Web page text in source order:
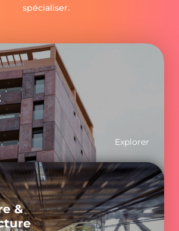
spécialiser.
Explorer
&